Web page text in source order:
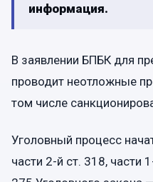
информация.
В заявлении БПБК для
проводит неотложные
том числе
Уголовный процесс
части 2-й ст. 318, части